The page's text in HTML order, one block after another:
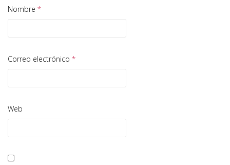
Nombre *
Correo electrónico *
Web